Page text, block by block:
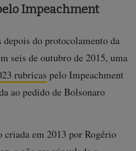
Impeachment
depois do protocolamento da
seis de outubro de 2015, uma
rubricas pelo Impeachment
ao pedido de Bolsonaro
criada em 2013 por Rogério